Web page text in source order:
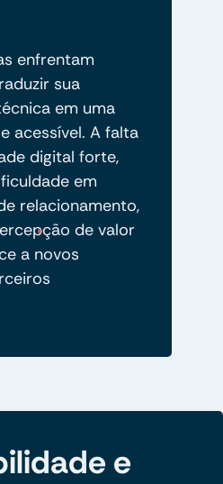
enfrentam
sua
em uma
acessível. A falta
digital forte,
em
relacionamento,
de valor
a novos
e